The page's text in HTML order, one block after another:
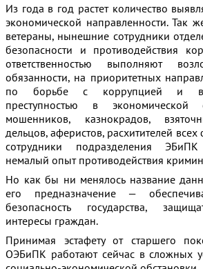
Из года в год растет количество
экономической направленности. Так
ветераны, нынешние сотрудники
безопасности и противодействия
ответственностью выполняют
обязанности, на приоритетных
по борьбе с коррупцией и
преступностью в экономической
мошенников, казнокрадов,
дельцов, аферистов, расхитителей
сотрудники подразделения
немалый опыт противодействия
Но как бы ни менялось название
его предназначение —
безопасность государства,
интересы граждан.
Принимая эстафету от старшего
ОЭБиПК работают сейчас в сложных